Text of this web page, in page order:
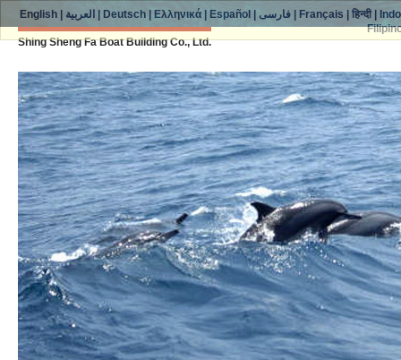
Shing Sheng Fa Boat Building Co., Ltd.
English| العربية Deutsch| Ελληνικά| Español فارسی| Français हिन्दी|